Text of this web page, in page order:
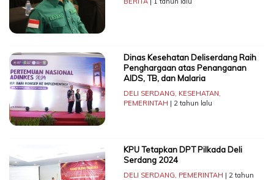
Dinas Kesehatan Deliserdang Raih
Penghargaan atas Penanganan
AIDS, TB, dan Malaria
DELI SERDANG, KESEHATAN,
PEMERINTAH | 2 tahun lalu
KPU Tetapkan DPT Pilkada Deli
Serdang 2024
DELI SERDANG, PEMERINTAH | 2 tahun